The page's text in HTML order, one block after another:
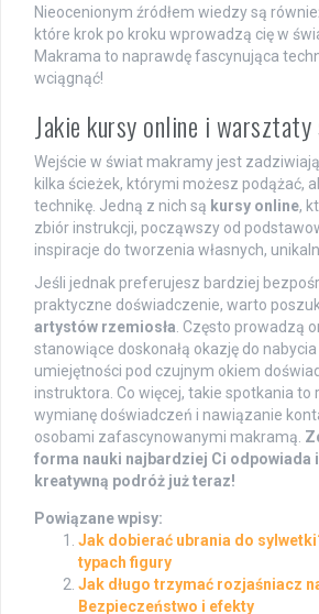
Nieocenionym źródłem wiedzy są
które krok po kroku wprowadzą cię w
Makrama to naprawdę fascynująca
wciągnąć!
Jakie kursy online i
Wejście w świat makramy jest
kilka ścieżek, którymi możesz podążać,
technikę. Jedną z nich są kursy online,
zbiór instrukcji, począwszy od
inspiracje do tworzenia własnych,
Jeśli jednak preferujesz bardziej
praktyczne doświadczenie, warto
artystów rzemiosła . Często prowadzą
stanowiące doskonałą okazję do
umiejętności pod czujnym okiem
instruktora. Co więcej, takie spotkania to
wymianę doświadczeń i nawiązanie
osobami zafascynowanymi makramą.
forma nauki najbardziej Ci odpowiada
kreatywną podróż już teraz!
Powiązane wpisy:
Jak dobierać ubrania do
typach figury
Jak długo trzymać rozjaśniacz
Bezpieczeństwo i efekty